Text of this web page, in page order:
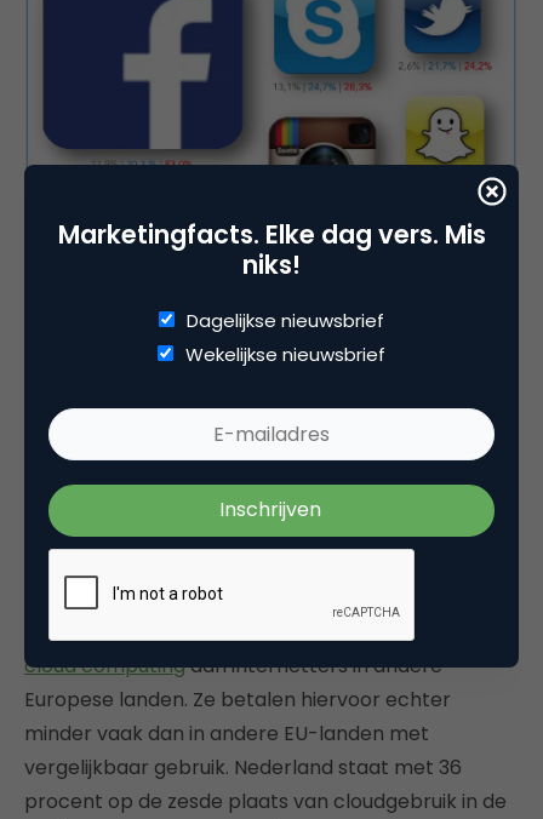
Lees verder
Nederlanders gebruiken de cloud
vooral gratis
Nederlandse internetgebruikers van 16 tot en met
74 jaar slaan gemiddeld vaker bestanden op via
cloud computingdan internetters in andere
Europese landen. Ze betalen hiervoor echter
minder vaak dan in andere EU-landen met
vergelijkbaar gebruik. Nederland staat met 36
procent op de zesde plaats van cloudgebruik in de
Marketingfacts. Elke dag vers. Mis
niks!
Dagelijkse nieuwsbrief
Wekelijkse nieuwsbrief